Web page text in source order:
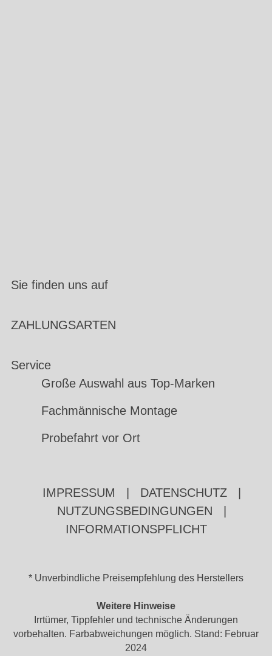
Sie finden uns auf
ZAHLUNGSARTEN
Service
Große Auswahl aus Top-Marken
Fachmännische Montage
Probefahrt vor Ort
IMPRESSUM DATENSCHUTZ
NUTZUNGSBEDINGUNGEN
INFORMATIONSPFLICHT
* Unverbindliche Preisempfehlung des Herstellers
Weitere Hinweise
Irrtümer, Tippfehler und technische Änderungen
vorbehalten. Farbabweichungen möglich. Stand: Februar
2024